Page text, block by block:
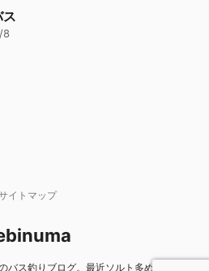
8
イトマップ
バス釣りブログ。最近ソルト多め。